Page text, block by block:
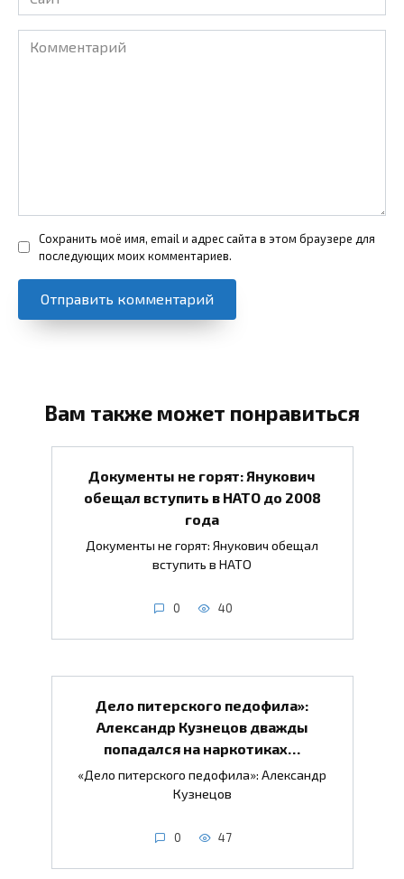
Комментарий
Сохранить моё имя, email и адрес сайта в этом браузере для
последующих моих комментариев.
Вам также может понравиться
Документы не горят: Янукович
обещал вступить в НАТО до 2008
года
Документы не горят: Янукович обещал
вступить в НАТО
0 40
Дело питерского педофила»:
Александр Кузнецов дважды
попадался на наркотиках…
«Дело питерского педофила»: Александр
Кузнецов
0 47